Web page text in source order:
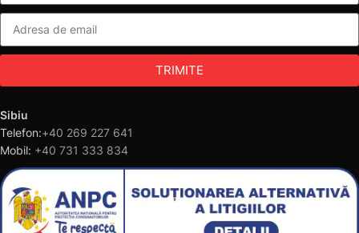
TRIMITE
Sibiu
Telefon:+40 269 227 641
Mobil: +40 731 333 834